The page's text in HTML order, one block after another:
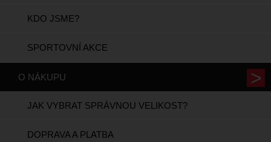
KDO JSME?
SPORTOVNÍ AKCE
O NÁKUPU
JAK VYBRAT SPRÁVNOU VELIKOST?
DOPRAVA A PLATBA